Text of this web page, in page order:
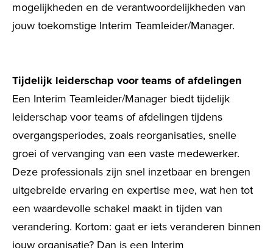
mogelijkheden en de verantwoordelijkheden van
jouw toekomstige Interim Teamleider/Manager.
Tijdelijk leiderschap voor teams of afdelingen
Een Interim Teamleider/Manager biedt tijdelijk
leiderschap voor teams of afdelingen tijdens
overgangsperiodes, zoals reorganisaties, snelle
groei of vervanging van een vaste medewerker.
Deze professionals zijn snel inzetbaar en brengen
uitgebreide ervaring en expertise mee, wat hen tot
een waardevolle schakel maakt in tijden van
verandering. Kortom: gaat er iets veranderen binnen
jouw organisatie? Dan is een Interim